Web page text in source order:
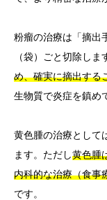
粉瘤の治療は「摘出
（袋）ごと切除しま
め、確実に摘出する
生物質で炎症を鎮め
黄色腫の治療として
ます。ただし黄色腫
内科的な治療（食事
です。